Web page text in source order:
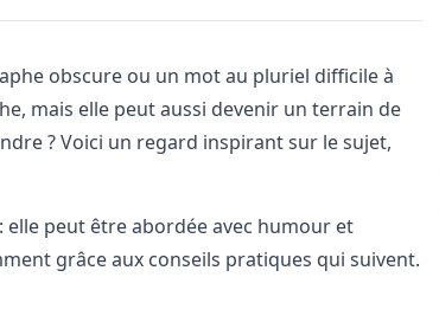
obscure ou un mot au pluriel difficile à
mais elle peut aussi devenir un terrain de
? Voici un regard inspirant sur le sujet,
elle peut être abordée avec humour et
grâce aux conseils pratiques qui suivent.